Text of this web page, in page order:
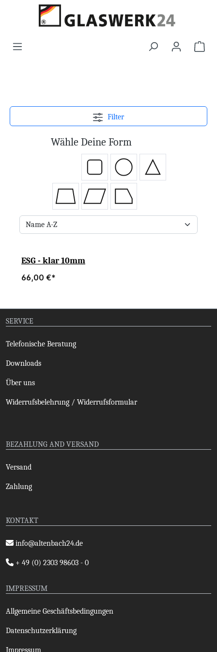
Filter
Wähle Deine Form
ESG - klar 10mm
66,00 €*
SERVICE
Telefonische Beratung
Downloads
Über uns
Widerrufsbelehrung / Widerrufsformular
BEZAHLUNG AND VERSAND
Versand
Zahlung
KONTAKT
info@altenbach24.de
+ 49 (0) 2303 98603 - 0
IMPRESSUM
Allgemeine Geschäftsbedingungen
Datenschutzerklärung
Impressum